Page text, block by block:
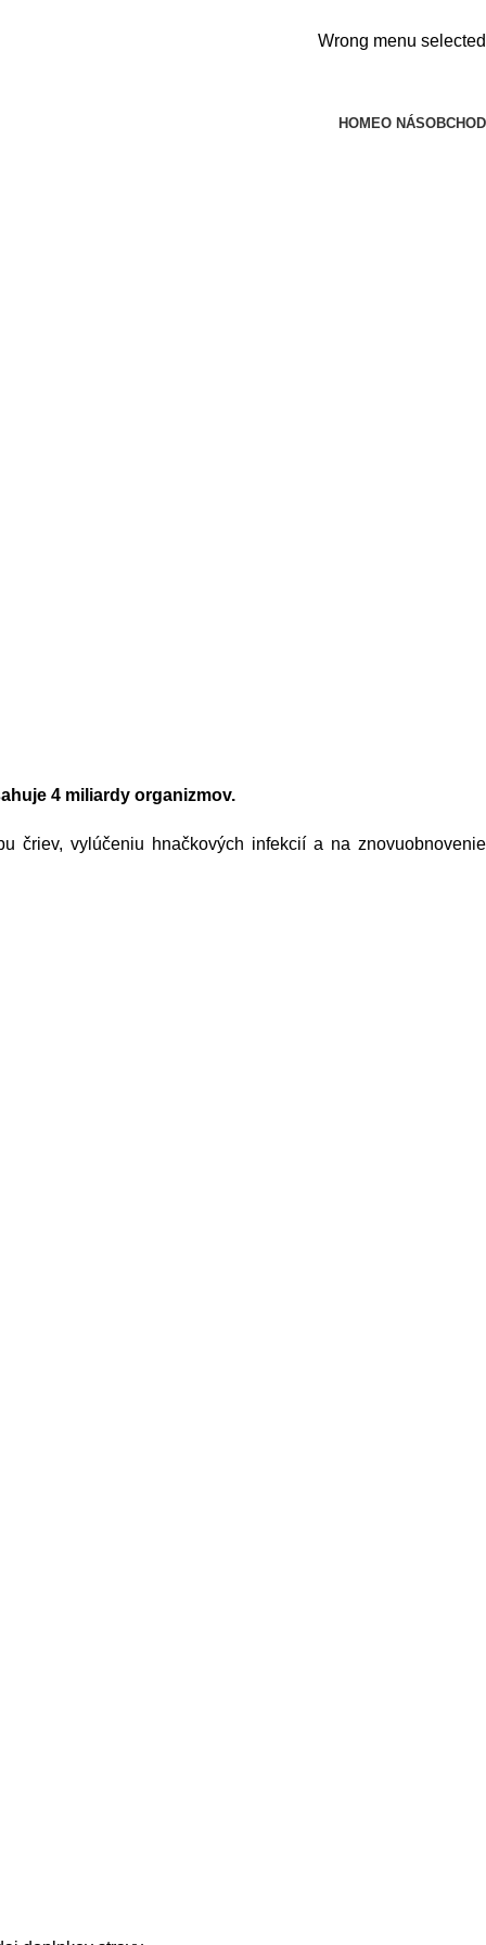
Wrong menu selected
HOMEO NÁSOBCHOD
4 miliardy organizmov.
čriev, vylúčeniu hnačkových infekcií a na znovuobnovenie